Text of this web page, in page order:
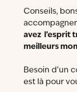
Conseils,
avez l’esprit
meilleurs
Besoin d’un
est là pour